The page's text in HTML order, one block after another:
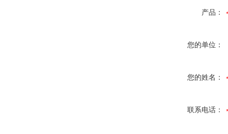
产品：
您的单位：
您的姓名：
联系电话：